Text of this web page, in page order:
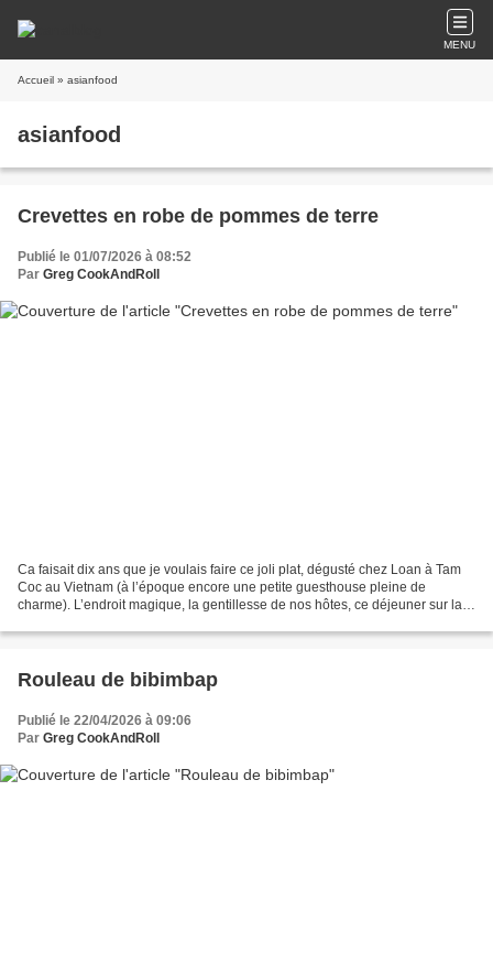
MENU
Accueil » asianfood
asianfood
Crevettes en robe de pommes de terre
Publié le 01/07/2026 à 08:52
Par Greg CookAndRoll
Ca faisait dix ans que je voulais faire ce joli plat, dégusté chez Loan à Tam
Coc au Vietnam (à l’époque encore une petite guesthouse pleine de
charme). L’endroit magique, la gentillesse de nos hôtes, ce déjeuner sur la
Rouleau de bibimbap
Publié le 22/04/2026 à 09:06
Par Greg CookAndRoll